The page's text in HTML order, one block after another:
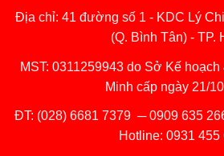
Địa chỉ: 41 đường số 1 - KDC Lý
(Q. Bình Tân) - TP.
MST: 0311259943 do Sở Kế
Minh cấp ngày 21/
ĐT: (028) 6681 7379 ─0909 635
Hotline: 0931 455